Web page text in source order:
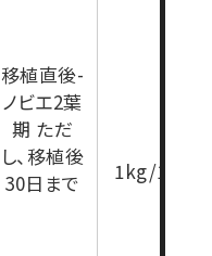
1kg/10a
移植直後-
ノビエ2葉
期 ただ
し、移植後
30日まで